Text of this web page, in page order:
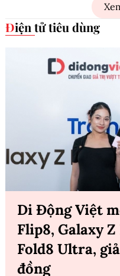
Điện tử tiêu dùng
Di Động Việt
Flip8, Galaxy
Fold8 Ultra,
đồng